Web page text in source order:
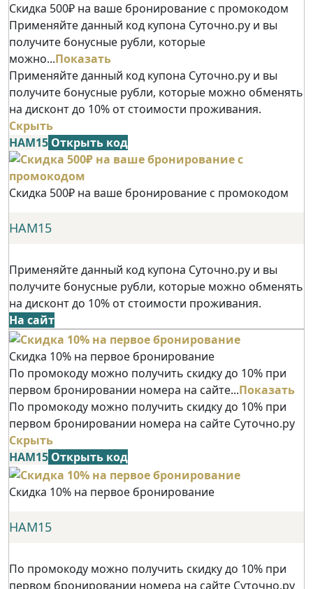
Скидка 500₽ на ваше бронирование с промокодом
Применяйте данный код купона Суточно.ру и вы
получите бонусные рубли, которые
можно...Показать
Применяйте данный код купона Суточно.ру и вы
получите бонусные рубли, которые можно обменять
на дисконт до 10% от стоимости проживания.
Скрыть
НАМ15 Открыть код
Скидка 500₽ на ваше бронирование с промокодом
НАМ15
Применяйте данный код купона Суточно.ру и вы
получите бонусные рубли, которые можно обменять
на дисконт до 10% от стоимости проживания.
На сайт
Скидка 10% на первое бронирование
По промокоду можно получить скидку до 10% при
первом бронировании номера на сайте...Показать
По промокоду можно получить скидку до 10% при
первом бронировании номера на сайте Суточно.ру
Скрыть
НАМ15 Открыть код
Скидка 10% на первое бронирование
НАМ15
По промокоду можно получить скидку до 10% при
первом бронировании номера на сайте Суточно.ру